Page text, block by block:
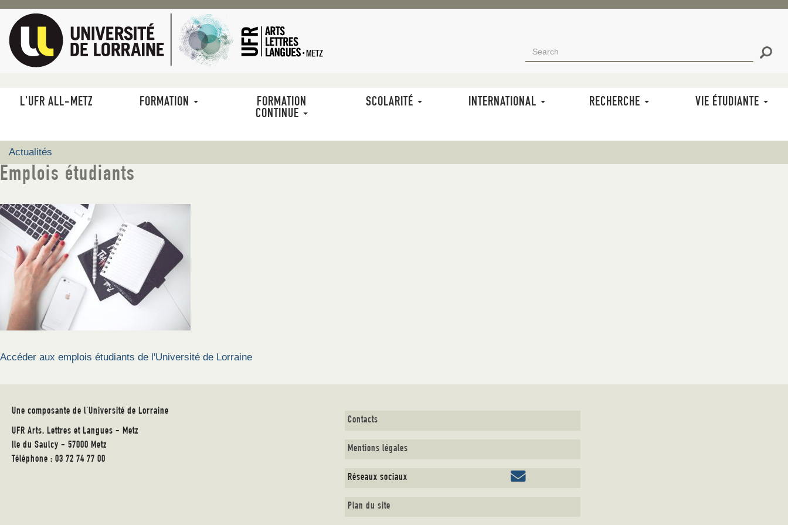
Aller
contenu
principal
RECHERCHER
Search Search
MAIN
L'UFR ALL-METZ FORMATION
FORMATION
CONTINUE
SCOLARITÉ INTERNATIONAL RECHERCHE VIE ÉTUDIANTE
Actualités
Emplois étudiants
Accéder aux emplois étudiants de l'Université de Lorraine
Une composante de l'Université de Lorraine
UFR Arts, Lettres et Langues - Metz
Ile du Saulcy - 57000 Metz
Téléphone : 03 72 74 77 00
Contacts
Mentions légales
Réseaux sociaux
Plan du site